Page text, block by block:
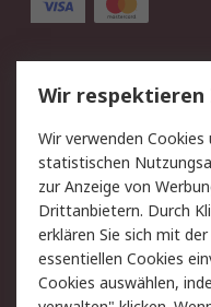
Service
Value Added
Rücksendungen
Hilfe
Rechtliches
AGB
Cookie-Richtlinie
Wir
Wir verwenden
statistischen
zur Anzeige von
Drittanbietern. Durch
erklären Sie sich mit
essentiellen Cookies
Cookies auswählen,